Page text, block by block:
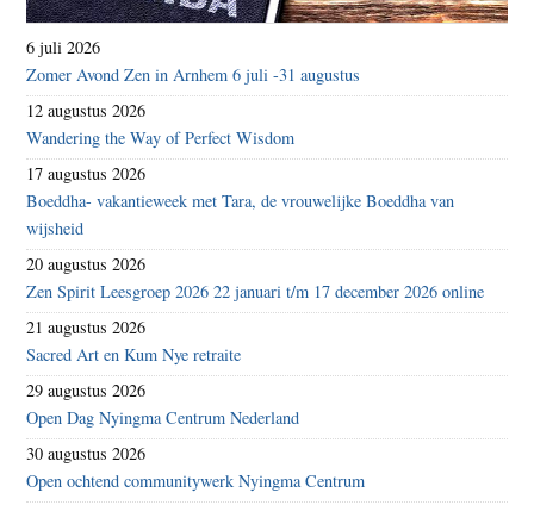
6 juli 2026
Zomer Avond Zen in Arnhem 6 juli -31 augustus
12 augustus 2026
Wandering the Way of Perfect Wisdom
17 augustus 2026
Boeddha- vakantieweek met Tara, de vrouwelijke Boeddha van
wijsheid
20 augustus 2026
Zen Spirit Leesgroep 2026 22 januari t/m 17 december 2026 online
21 augustus 2026
Sacred Art en Kum Nye retraite
29 augustus 2026
Open Dag Nyingma Centrum Nederland
30 augustus 2026
Open ochtend communitywerk Nyingma Centrum